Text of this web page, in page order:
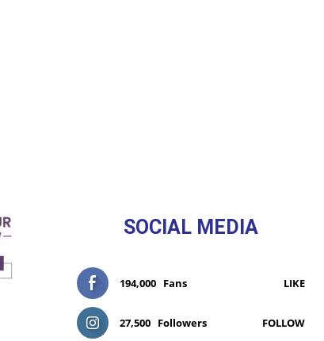
SOCIAL MEDIA
194,000 Fans LIKE
27,500 Followers FOLLOW